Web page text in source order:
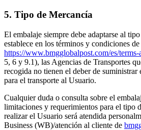
5. Tipo de Mercancía
El embalaje siempre debe adaptarse al
establece en los términos y condiciones
https://www.bmgglobalpost.com/es/
5, 6 y 9.1), las Agencias de Transportes
recogida no tienen el deber de suministrar
para el transporte al Usuario.
Cualquier duda o consulta sobre el
limitaciones y requerimientos para el tipo
realizar el Usuario será atendida
Business (WB)/atención al cliente de